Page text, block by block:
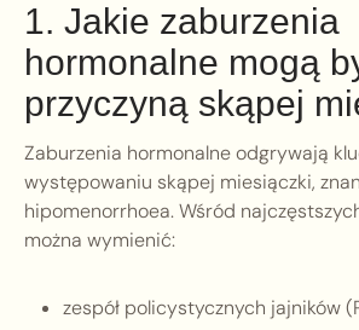
1. Jakie zaburzenia
hormonalne mogą
przyczyną skąpej
Zaburzenia hormonalne odgrywają
występowaniu skąpej miesiączki,
hipomenorrhoea. Wśród
można wymienić:
zespół policystycznych jajników